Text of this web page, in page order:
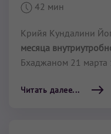
42 мин
Крийя Кундалини
месяца
Бхаджаном 21 марта
Читать далее...